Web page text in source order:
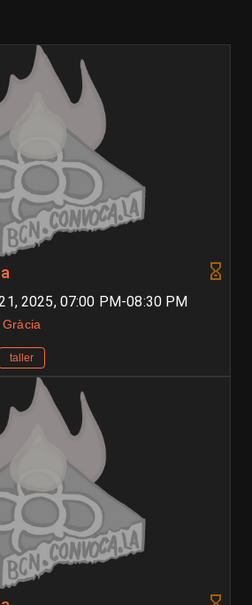
2025, 07:00 PM-08:30 PM
taller